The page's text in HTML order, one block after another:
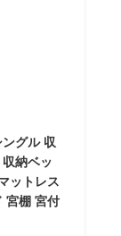
グル 収
納ベッ
ットレス
宮棚 宮付